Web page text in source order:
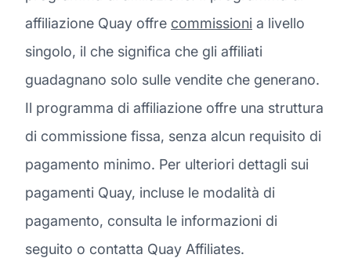
affiliazione Quay offre commissioni a livello
singolo, il che significa che gli affiliati
guadagnano solo sulle vendite che generano.
Il programma di affiliazione offre una struttura
di commissione fissa, senza alcun requisito di
pagamento minimo. Per ulteriori dettagli sui
pagamenti Quay, incluse le modalità di
pagamento, consulta le informazioni di
seguito o contatta Quay Affiliates.